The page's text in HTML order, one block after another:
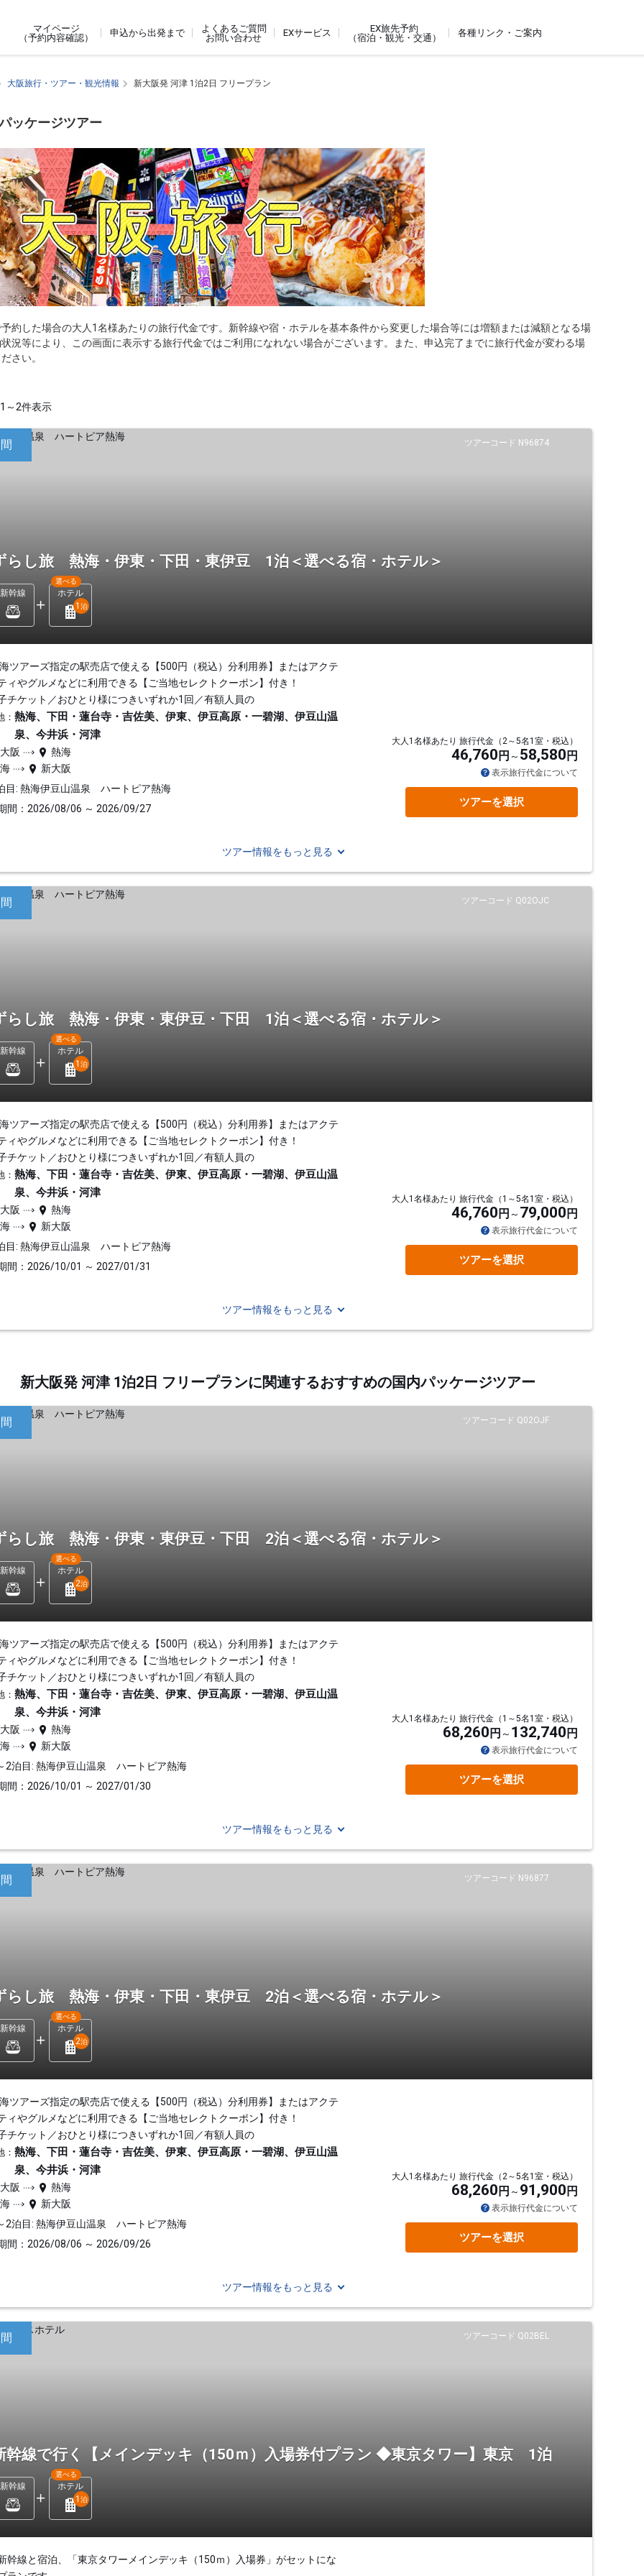
マイページ
（予約内容確認）
申込から出発まで
よくあるご質問
お問い合わせ
EXサービス
EX旅先予約
（宿泊・観光・交通）
各種リンク・ご案内
大阪旅行・ツアー・観光情報 新大阪発 河津 1泊2日 フリープラン
ッケージツアー
約した場合の大人1名様あたりの旅行代金です。新幹線や宿・ホテルを基本条件から変更した場合等には増額または減額となる場
況等により、この画面に表示する旅行代金ではご利用になれない場合がございます。また、申込完了までに旅行代金が変わる場
さい。
1～2件表示
ツアーコード N96874
らし旅 熱海・伊東・下田・東伊豆 1泊＜選べる宿・ホテル＞
新幹線 ホテル
選べる
1 泊
ツアーズ指定の駅売店で使える【500円（税込）分利用券】またはアクテ
ィやグルメなどに利用できる【ご当地セレクトクーポン】付き！
チケット／おひとり様につきいずれか1回／有額人員の
： 熱海、下田・蓮台寺・吉佐美、伊東、伊豆高原・一碧湖、伊豆山温
泉、今井浜・河津
阪
熱海
新大阪
目: 熱海伊豆山温泉 ハートピア熱海
間：2026/08/06 ～ 2026/09/27
大人1名様あたり 旅行代金（2～5名1室・税込）
46,760 円 58,580 円
表示旅行代金について
ツアーを選択
ツアー情報をもっと見る
ツアーコード Q02OJC
らし旅 熱海・伊東・東伊豆・下田 1泊＜選べる宿・ホテル＞
新幹線 ホテル
選べる
1 泊
ツアーズ指定の駅売店で使える【500円（税込）分利用券】またはアクテ
ィやグルメなどに利用できる【ご当地セレクトクーポン】付き！
チケット／おひとり様につきいずれか1回／有額人員の
： 熱海、下田・蓮台寺・吉佐美、伊東、伊豆高原・一碧湖、伊豆山温
泉、今井浜・河津
阪
熱海
新大阪
目: 熱海伊豆山温泉 ハートピア熱海
間：2026/10/01 ～ 2027/01/31
大人1名様あたり 旅行代金（1～5名1室・税込）
46,760 円 79,000 円
表示旅行代金について
ツアーを選択
ツアー情報をもっと見る
新大阪発 河津 1泊2日 フリープランに関連するおすすめの国内パッケージツアー
ツアーコード Q02OJF
らし旅 熱海・伊東・東伊豆・下田 2泊＜選べる宿・ホテル＞
新幹線 ホテル
選べる
2泊
ツアーズ指定の駅売店で使える【500円（税込）分利用券】またはアクテ
ィやグルメなどに利用できる【ご当地セレクトクーポン】付き！
チケット／おひとり様につきいずれか1回／有額人員の
： 熱海、下田・蓮台寺・吉佐美、伊東、伊豆高原・一碧湖、伊豆山温
泉、今井浜・河津
阪
熱海
新大阪
2泊目: 熱海伊豆山温泉 ハートピア熱海
間：2026/10/01 ～ 2027/01/30
大人1名様あたり 旅行代金（1～5名1室・税込）
68,260 円 132,740 円
表示旅行代金について
ツアーを選択
ツアー情報をもっと見る
ツアーコード N96877
らし旅 熱海・伊東・下田・東伊豆 2泊＜選べる宿・ホテル＞
新幹線 ホテル
選べる
2泊
ツアーズ指定の駅売店で使える【500円（税込）分利用券】またはアクテ
ィやグルメなどに利用できる【ご当地セレクトクーポン】付き！
チケット／おひとり様につきいずれか1回／有額人員の
： 熱海、下田・蓮台寺・吉佐美、伊東、伊豆高原・一碧湖、伊豆山温
泉、今井浜・河津
阪
熱海
新大阪
2泊目: 熱海伊豆山温泉 ハートピア熱海
間：2026/08/06 ～ 2026/09/26
大人1名様あたり 旅行代金（2～5名1室・税込）
68,260 円 91,900 円
表示旅行代金について
ツアーを選択
ツアー情報をもっと見る
ツアーコード Q02BEL
幹線で行く【メインデッキ（150ｍ）入場券付プラン ◆東京タワー】東京 1泊
新幹線 ホテル
選べる
1 泊
幹線と宿泊、「東京タワーメインデッキ（150ｍ）入場券」がセットにな